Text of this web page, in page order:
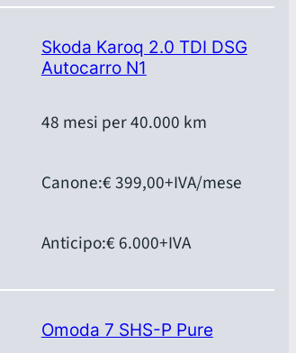
Skoda Karoq 2.0 TDI DSG
Autocarro N1
48 mesi per 40.000 km
Canone:€ 399,00+IVA/mese
Anticipo:€ 6.000+IVA
Omoda 7 SHS-P Pure